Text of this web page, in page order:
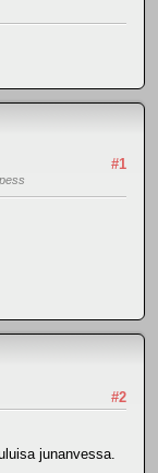
#1
#2
junanvessa.